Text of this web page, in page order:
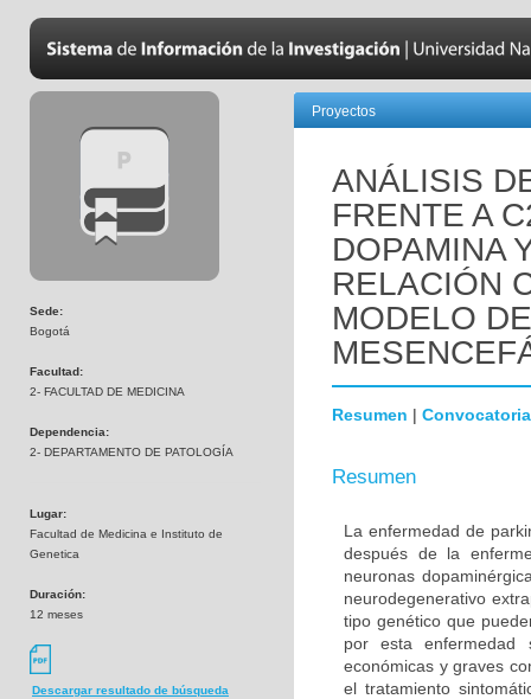
Sede:
Bogotá
Facultad:
2- FACULTAD DE MEDICINA
Dependencia:
2- DEPARTAMENTO DE PATOLOGÍA
Lugar:
Facultad de Medicina e Instituto de
Genetica
Duración:
12 meses
Descargar resultado de búsqueda
Proyectos
ANÁLISIS
FRENTE A
DOPAMINA
RELACIÓN
MODELO
Resumen | Convocatoria
Resumen
La enfermedad de
después de la
neuronas
neurodegenerativo
tipo genético que
por esta enfermedad
económicas y graves
el tratamiento